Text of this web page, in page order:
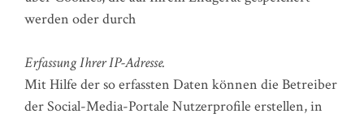
werden oder durch
Erfassung Ihrer IP-Adresse.
Mit Hilfe der so erfassten Daten können die Betreiber
der Social-Media-Portale Nutzerprofile erstellen, in